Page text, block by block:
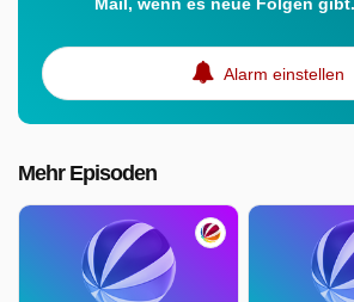
Alarm einstellen
Mehr Episoden